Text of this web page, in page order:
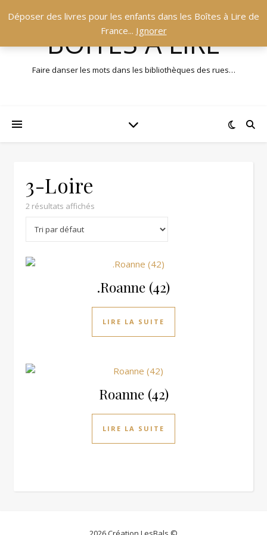
Déposer des livres pour les enfants dans les Boîtes à Lire de
France... Ignorer
BOÎTES À LIRE
Faire danser les mots dans les bibliothèques des rues…
3-Loire
2 résultats affichés
.Roanne (42)
LIRE LA SUITE
Roanne (42)
LIRE LA SUITE